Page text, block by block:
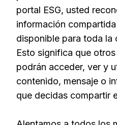
portal ESG, usted
información
disponible para toda la
Esto significa que
podrán acceder, ver y
contenido, mensaje o
que decidas compartir